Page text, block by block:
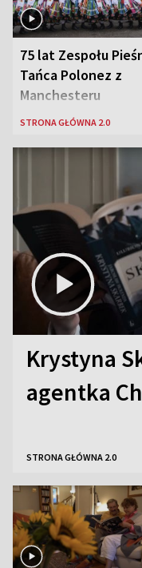
75 lat Zespołu
Tańca Polonez z
Manchesteru
STRONA GŁÓWNA 2.0
Krystyna
agentka
STRONA GŁÓWNA 2.0